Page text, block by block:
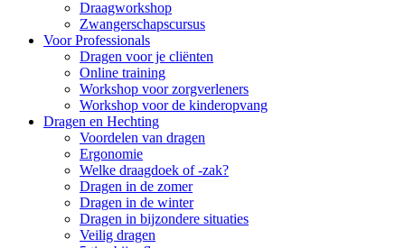
Draagworkshop
Zwangerschapscursus
Voor Professionals
Dragen voor je cliënten
Online training
Workshop voor zorgverleners
Workshop voor de kinderopvang
Dragen en Hechting
Voordelen van dragen
Ergonomie
Welke draagdoek of -zak?
Dragen in de zomer
Dragen in de winter
Dragen in bijzondere situaties
Veilig dragen